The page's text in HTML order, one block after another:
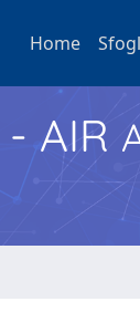
Home
- AIR